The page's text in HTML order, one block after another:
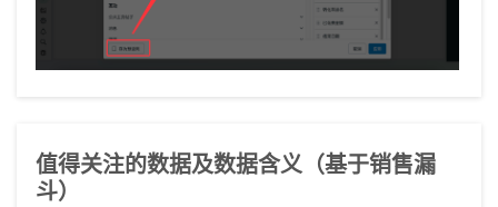
值得关注的数据及数据含义（基于销售漏
斗）